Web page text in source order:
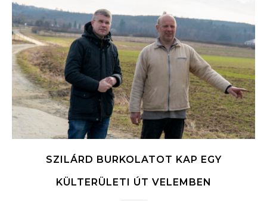
SZILÁRD BURKOLATOT KAP EGY
KÜLTERÜLETI ÚT VELEMBEN